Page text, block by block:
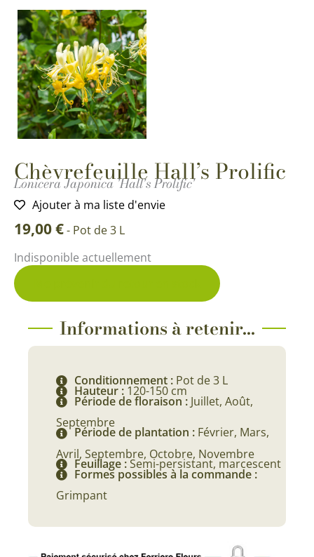
Chèvrefeuille Hall’s Prolific
Lonicera Japonica 'Hall's Prolific'
Ajouter à ma liste d'envie
19,00€- Pot de 3 L
Indisponible actuellement
Informations à retenir...
Conditionnement : Pot de 3 L
Hauteur : 120-150 cm
Période de floraison : Juillet, Août,
Septembre
Période de plantation : Février, Mars,
Avril, Septembre, Octobre, Novembre
Feuillage :Semi-persistant, marcescent
Formes possibles à la commande :
Grimpant